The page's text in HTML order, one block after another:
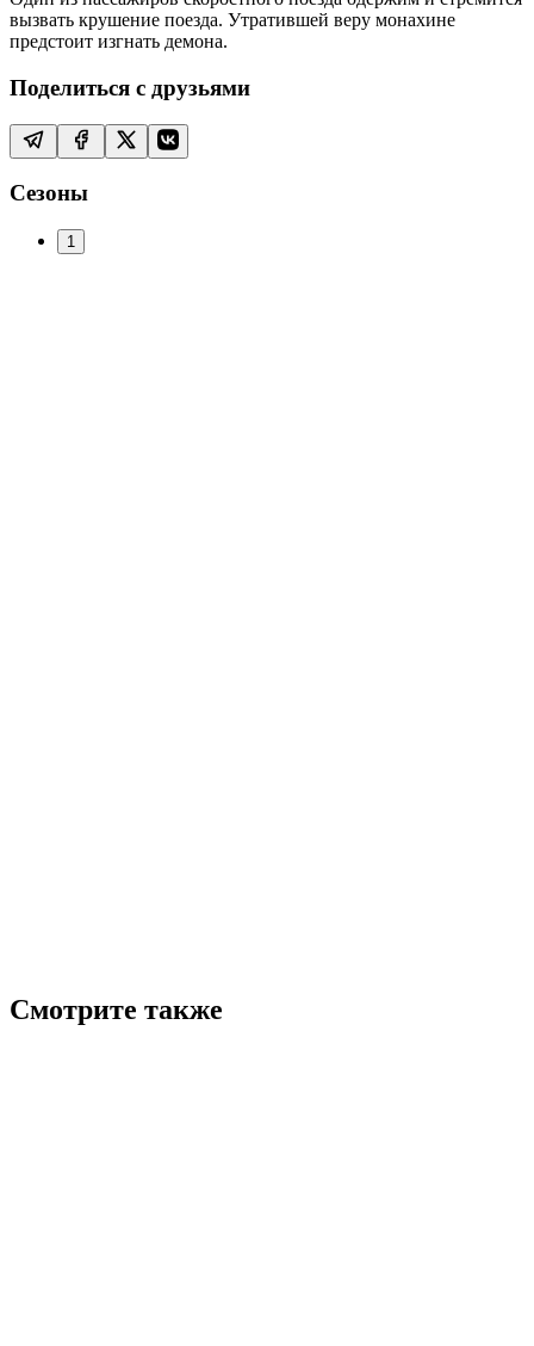
вызвать крушение поезда. Утратившей веру монахине
предстоит изгнать демона.
Поделиться с друзьями
Сезоны
1
Смотрите также